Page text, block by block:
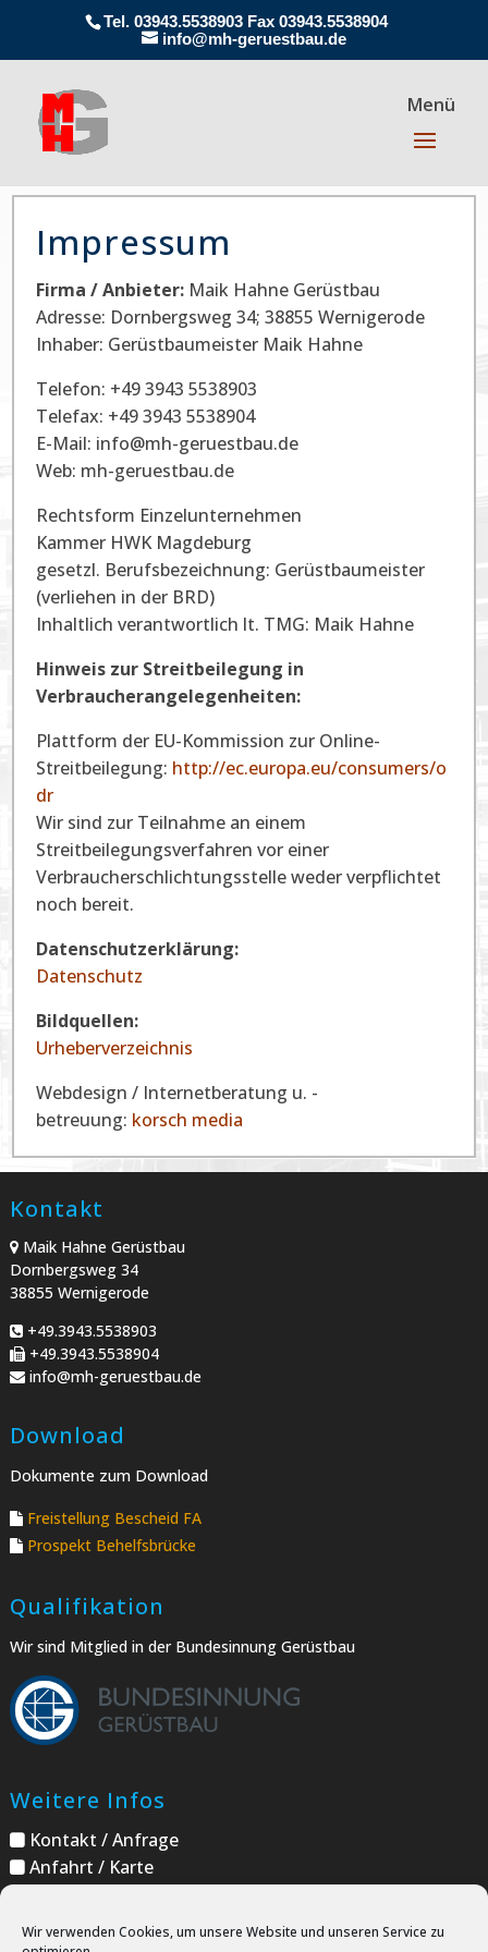
Wir verwenden Cookies, um unsere Website und unseren Service zu
Tel. 03943.5538903 Fax 03943.5538904
info@mh-geruestbau.de
Impressum
Firma / Anbieter: Maik Hahne Gerüstbau
Adresse: Dornbergsweg 34; 38855 Wernigerode
Inhaber: Gerüstbaumeister Maik Hahne
Telefon: +49 3943 5538903
Telefax: +49 3943 5538904
E-Mail: info@mh-geruestbau.de
Web: mh-geruestbau.de
Rechtsform Einzelunternehmen
Kammer HWK Magdeburg
gesetzl. Berufsbezeichnung: Gerüstbaumeister
(verliehen in der BRD)
Inhaltlich verantwortlich lt. TMG: Maik Hahne
Hinweis zur Streitbeilegung in
Verbraucherangelegenheiten:
Plattform der EU-Kommission zur Online-
Streitbeilegung: http://ec.europa.eu/consumers/o
dr
Wir sind zur Teilnahme an einem
Streitbeilegungsverfahren vor einer
Verbraucherschlichtungsstelle weder verpflichtet
noch bereit.
Datenschutzerklärung:
Datenschutz
Bildquellen:
Urheberverzeichnis
Webdesign / Internetberatung u. -
betreuung: korsch media
Kontakt
Maik Hahne Gerüstbau
Dornbergsweg 34
38855 Wernigerode
+49.3943.5538903
+49.3943.5538904
info@mh-geruestbau.de
Download
Dokumente zum Download
Freistellung Bescheid FA
Prospekt Behelfsbrücke
Qualifikation
Wir sind Mitglied in der Bundesinnung Gerüstbau
Weitere Infos
Kontakt / Anfrage
Anfahrt / Karte
Impressum